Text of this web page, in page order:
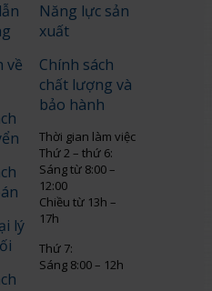
về
lý
Năng lực sản
xuất
Chính sách
chất lượng và
bảo hành
Thời gian làm việc
Thứ 2 – thứ 6:
Sáng từ 8:00 –
12:00
Chiều từ 13h –
17h
Thứ 7:
Sáng 8:00 – 12h